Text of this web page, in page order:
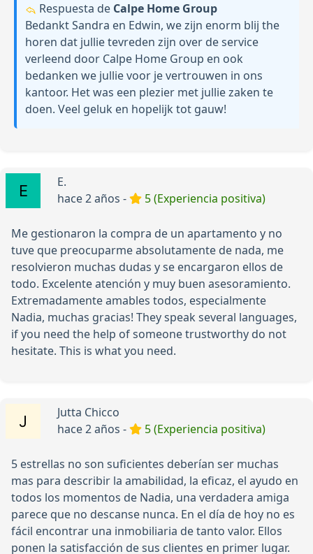
Respuesta de Calpe Home Group
Bedankt Sandra en Edwin, we zijn enorm blij the
horen dat jullie tevreden zijn over de service
verleend door Calpe Home Group en ook
bedanken we jullie voor je vertrouwen in ons
kantoor. Het was een plezier met jullie zaken te
doen. Veel geluk en hopelijk tot gauw!
E.
hace 2 años -
5 (Experiencia positiva)
Me gestionaron la compra de un apartamento y no
tuve que preocuparme absolutamente de nada, me
resolvieron muchas dudas y se encargaron ellos de
todo. Excelente atención y muy buen asesoramiento.
Extremadamente amables todos, especialmente
Nadia, muchas gracias! They speak several languages,
if you need the help of someone trustworthy do not
hesitate. This is what you need.
Jutta Chicco
hace 2 años -
5 (Experiencia positiva)
5 estrellas no son suficientes deberían ser muchas
mas para describir la amabilidad, la eficaz, el ayudo en
todos los momentos de Nadia, una verdadera amiga
parece que no descanse nunca. En el día de hoy no es
fácil encontrar una inmobiliaria de tanto valor. Ellos
ponen la satisfacción de sus clientes en primer lugar.